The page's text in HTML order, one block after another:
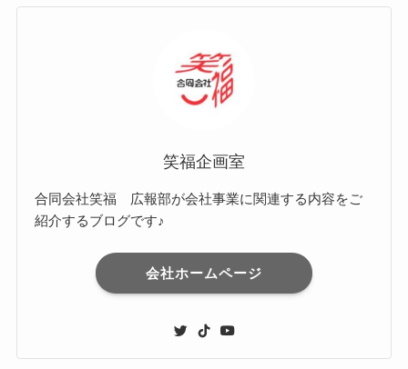
笑福企画室
合同会社笑福 広報部が会社事業に関連する内容をご
紹介するブログです♪
会社ホームページ